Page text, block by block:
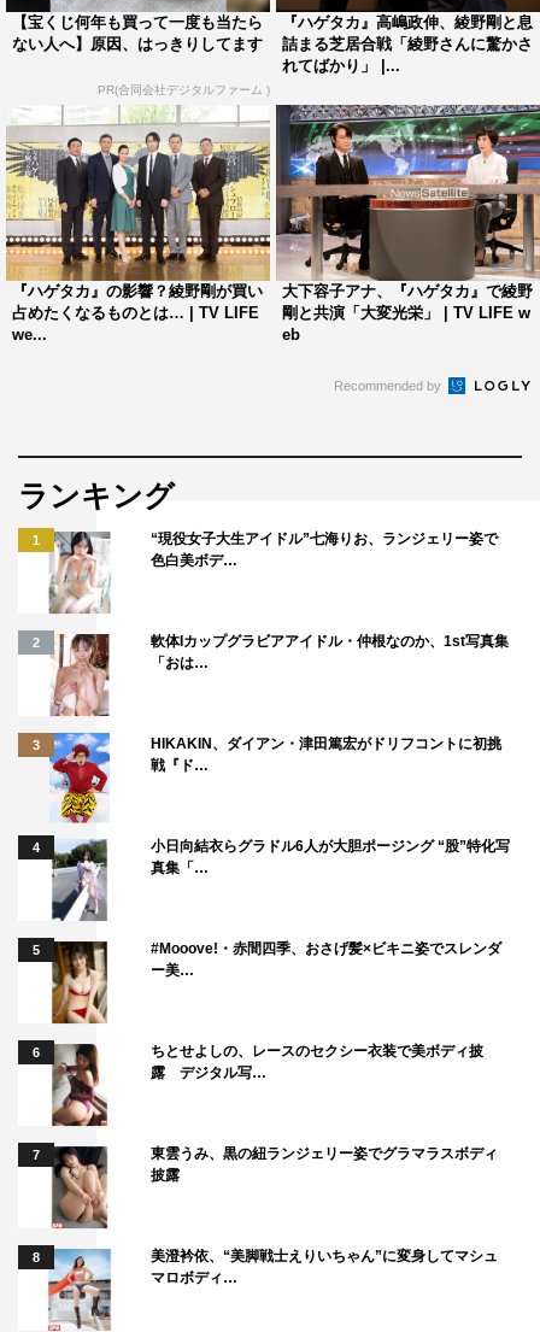
で自分と近い部分もありました。宇宙開発というのは、ま
ったく接点のないジャンルでしたが、いろいろと勉強をし
ながら演じました。もちろん、“社長”という役は初めてで
すが、皆さんが思い描くような“ザ・社長”というよりは、
下町の工場でみんなと一つのものを作る熱血漢、という感
じ。すごく楽しくやらせていただきました。でも人の上に
立つ、という経験がなかったので、従業員たちの前でしゃ
べるというシーンが少し難しかったですね（笑）。
これだけ楽しく演じられたのは、綾野さんが作る現場だ
から、というのが大きかったと思います。初日から壁をな
くしてくださり、包容力のある綾野さんについていったの
ましたし、「連ドラで主役を張るというのは、こういうこ
となんだ」ということを肌で感じられた気がします。
綾野さんはカメラが回っていないときでも、いろいろな
お話をしてくれるのですが、“集中の仕方”の話をしている
ときに「集中を切る勇気も必要だよ」と言ってくれたんで
す。今までに自分の中になかったワードだったので新鮮
で、別の現場でも実践してみたいなと思いました。
僕には10年以内にアカデミー賞を取るという目標があり
ます。今はまだ役者です、と胸を張って言える立場ではな
いので、自分を認めてあげたいというのと、僕をかわいが
ってくださる先輩やスピルバーグ監督のように僕を認めて
くださった方々に恩返しをするという意味でも、ぜひアカ
デミー賞を、と思っているんです。
そういった中でも今回の『ハゲタカ』出演は、とても大
きなものになりました。自分で「視野が広がりました」と
いうのも変ですが、見えていなかったものが見えた気がし
ています。本当に楽しかったですし、感謝しかないです！
腹黒かったり、陰があったり、そういう登場人物が多い
『ハゲタカ』に天宮のような真っすぐな男が入ってくるこ
とによって、一つの線が引かれたような…第7話、第8話は
そんな面白さを楽しんでいただけるのではないかと思いま
す。鷲津の優しさを一瞬でも見られるような、夢を抱く若
者と接するそんな鷲津が見られるのは第7話、第8話だけな
【宝くじ何年も買って一度も当たら
ない人へ】原因、はっきりしてます
PR(合同会社デジタルファーム )
『ハゲタカ』高嶋政伸、綾野剛と息
詰まる芝居合戦「綾野さんに驚かさ
れてばかり」 |...
『ハゲタカ』の影響？綾野剛が買い
占めたくなるものとは… | TV LIFE
we...
大下容子アナ、『ハゲタカ』で綾野
剛と共演「大変光栄」 | TV LIFE w
eb
Recommended by
ランキング
1
“現役女子大生アイドル”七海りお、ランジェリー姿で
色白美ボデ…
2
軟体Iカップグラビアアイドル・仲根なのか、1st写真集
「おは…
3
HIKAKIN、ダイアン・津田篤宏がドリフコントに初挑
戦『ド…
4
小日向結衣らグラドル6人が大胆ポージング “股”特化写
真集「…
5
#Mooove!・赤間四季、おさげ髪×ビキニ姿でスレンダ
ー美…
6
ちとせよしの、レースのセクシー衣装で美ボディ披
露 デジタル写…
7
東雲うみ、黒の紐ランジェリー姿でグラマラスボディ
披露
8
美澄衿依、“美脚戦士えりいちゃん”に変身してマシュ
マロボディ…